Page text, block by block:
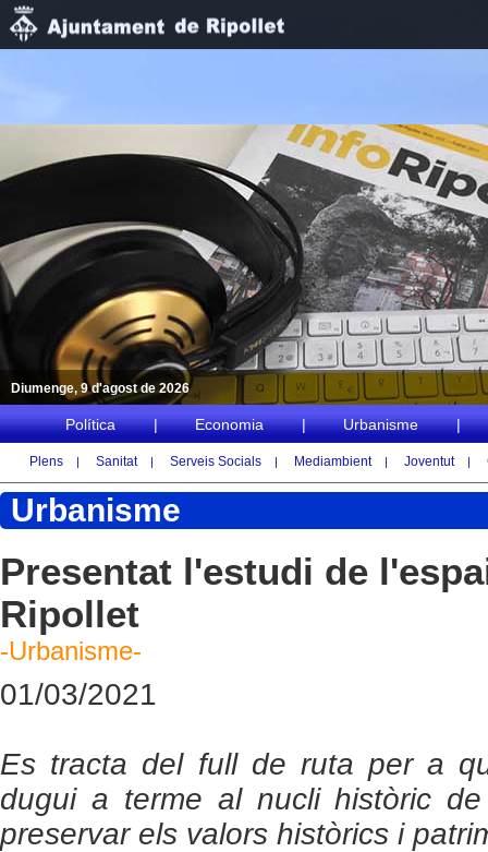
Política | Economia | Urbanisme |
Plens | Sanitat | Serveis Socials | Mediambient | Joventut |
Diumenge, 9 d'agost de 2026
Urbanisme
Presentat l'estudi de
Ripollet
-Urbanisme-
01/03/2021
Es tracta del full de ruta per a
dugui a terme al nucli històric
preservar els valors històrics i